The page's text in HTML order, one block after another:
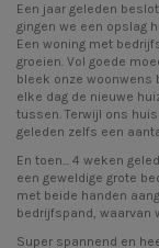
Een jaar geleden
gingen we een opslag
Een woning met
groeien. Vol goede
bleek onze woonwens
elke dag de nieuwe
tussen. Terwijl ons
geleden zelfs een
En toen... 4 weken
een geweldige grote
met beide handen
bedrijfspand, waarvan
Super spannend en